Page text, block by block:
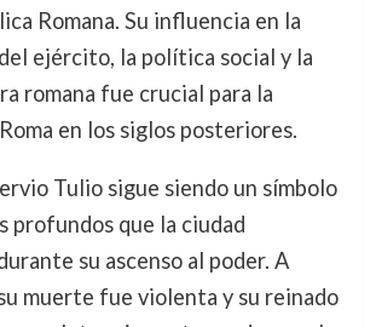
Romana. Su influencia en la
ejército, la política social y la
romana fue crucial para la
en los siglos posteriores.
Tulio sigue siendo un símbolo
profundos que la ciudad
su ascenso al poder. A
muerte fue violenta y su reinado